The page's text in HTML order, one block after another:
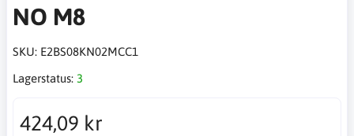
NO M8
SKU: E2BS08KN02MCC1
Lagerstatus: 3
424,09 kr